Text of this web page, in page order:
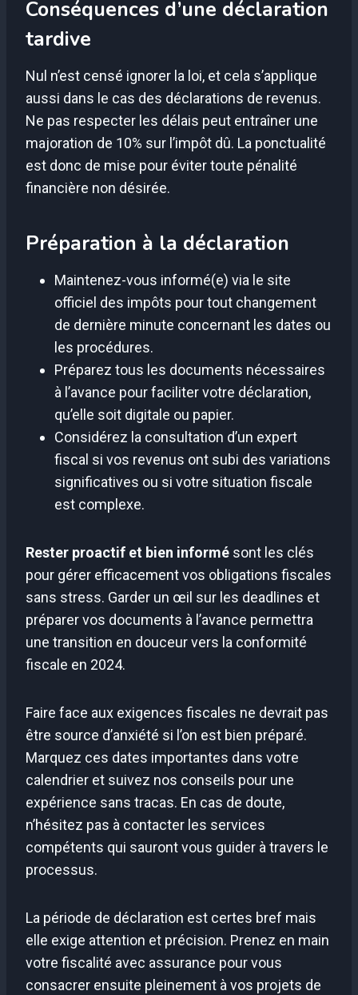
Conséquences d’une déclaration
tardive
Nul n’est censé ignorer la loi, et cela s’applique
aussi dans le cas des déclarations de revenus.
Ne pas respecter les délais peut entraîner une
majoration de 10% sur l’impôt dû. La ponctualité
est donc de mise pour éviter toute pénalité
financière non désirée.
Préparation à la déclaration
Maintenez-vous informé(e) via le site
officiel des impôts pour tout changement
de dernière minute concernant les dates ou
les procédures.
Préparez tous les documents nécessaires
à l’avance pour faciliter votre déclaration,
qu’elle soit digitale ou papier.
Considérez la consultation d’un expert
fiscal si vos revenus ont subi des variations
significatives ou si votre situation fiscale
est complexe.
Rester proactif et bien informé sont les clés
pour gérer efficacement vos obligations fiscales
sans stress. Garder un œil sur les deadlines et
préparer vos documents à l’avance permettra
une transition en douceur vers la conformité
fiscale en 2024.
Faire face aux exigences fiscales ne devrait pas
être source d’anxiété si l’on est bien préparé.
Marquez ces dates importantes dans votre
calendrier et suivez nos conseils pour une
expérience sans tracas. En cas de doute,
n’hésitez pas à contacter les services
compétents qui sauront vous guider à travers le
processus.
La période de déclaration est certes bref mais
elle exige attention et précision. Prenez en main
votre fiscalité avec assurance pour vous
consacrer ensuite pleinement à vos projets de